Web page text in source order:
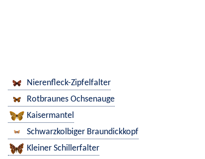
Nierenfleck-Zipfelfalter
Rotbraunes Ochsenauge
Kaisermantel
Schwarzkolbiger Braundickkopf
Kleiner Schillerfalter